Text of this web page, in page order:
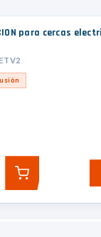
para cercas
AGREGAR